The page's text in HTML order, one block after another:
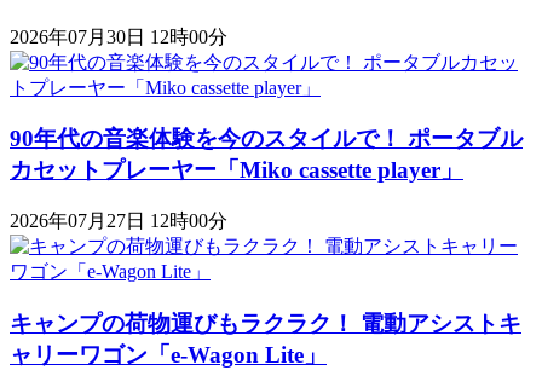
2026年07月30日 12時00分
90年代の音楽体験を今のスタイルで！ ポータブル
カセットプレーヤー「Miko cassette player」
2026年07月27日 12時00分
キャンプの荷物運びもラクラク！ 電動アシストキ
ャリーワゴン「​​e-Wagon Lite」